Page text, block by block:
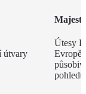
útvary
Útesy
Evropě,